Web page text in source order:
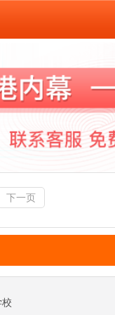
下一页